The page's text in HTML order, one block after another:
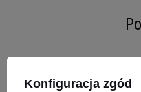
mięsa i kanapek
Konfiguracja zgód